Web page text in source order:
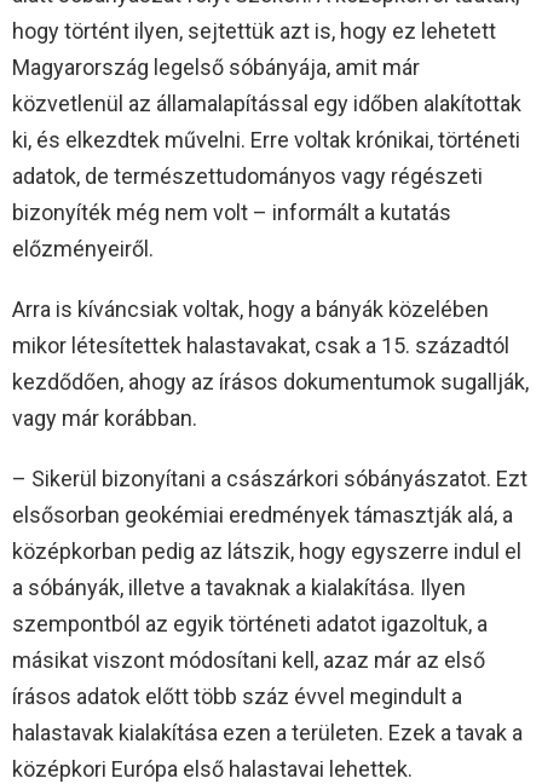
hogy történt ilyen, sejtettük azt is, hogy ez lehetett
Magyarország legelső sóbányája, amit már
közvetlenül az államalapítással egy időben alakítottak
ki, és elkezdtek művelni. Erre voltak krónikai, történeti
adatok, de természettudományos vagy régészeti
bizonyíték még nem volt – informált a kutatás
előzményeiről.
Arra is kíváncsiak voltak, hogy a bányák közelében
mikor létesítettek halastavakat, csak a 15. századtól
kezdődően, ahogy az írásos dokumentumok sugallják,
vagy már korábban.
– Sikerül bizonyítani a császárkori sóbányászatot. Ezt
elsősorban geokémiai eredmények támasztják alá, a
középkorban pedig az látszik, hogy egyszerre indul el
a sóbányák, illetve a tavaknak a kialakítása. Ilyen
szempontból az egyik történeti adatot igazoltuk, a
másikat viszont módosítani kell, azaz már az első
írásos adatok előtt több száz évvel megindult a
halastavak kialakítása ezen a területen. Ezek a tavak a
középkori Európa első halastavai lehettek.